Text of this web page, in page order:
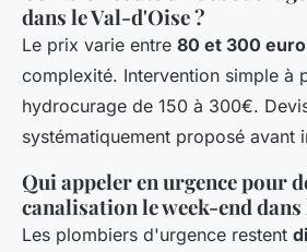
dans le Val-d'Oise ?
Le prix varie entre 80 et 300
complexité. Intervention simple à
hydrocurage de 150 à 300€.
systématiquement proposé avant
Qui appeler en urgence pour
canalisation le week-end dans
Les plombiers d'urgence restent